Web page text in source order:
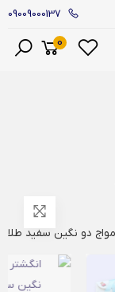
09009000137
منو
0